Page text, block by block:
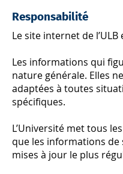
Responsabilité
Le site internet de
Les informations qui
nature générale. Elles
adaptées à toutes
spécifiques.
L’Université met tous
que les informations de
mises à jour le plus